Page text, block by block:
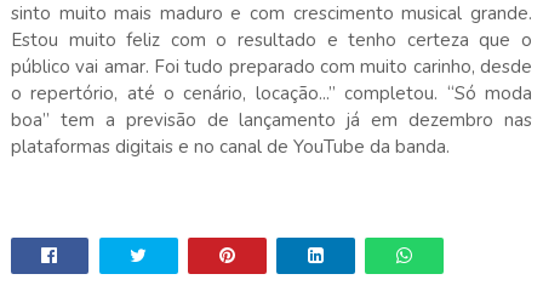
sinto muito mais maduro e com crescimento musical grande.
Estou muito feliz com o resultado e tenho certeza que o
público vai amar. Foi tudo preparado com muito carinho, desde
o repertório, até o cenário, locação...” completou. “Só moda
boa” tem a previsão de lançamento já em dezembro nas
plataformas digitais e no canal de YouTube da banda.